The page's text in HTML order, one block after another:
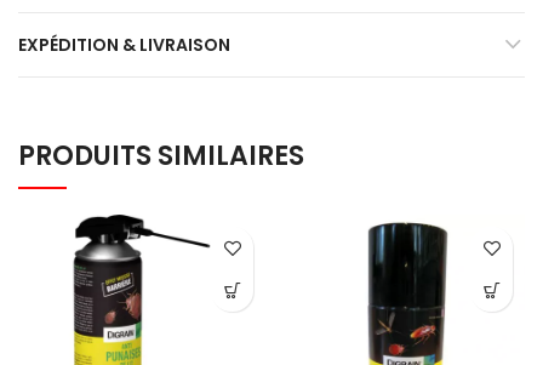
EXPÉDITION & LIVRAISON
PRODUITS SIMILAIRES